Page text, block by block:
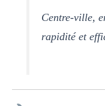
Centre-ville,
rapidité et